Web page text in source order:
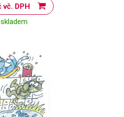
69 Kč vč. DPH
skladem